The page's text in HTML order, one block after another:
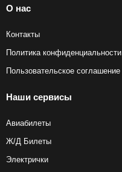
О нас
Контакты
Политика конфиденциальности
Пользовательское соглашение
Наши сервисы
Авиабилеты
Ж/Д Билеты
Электрички